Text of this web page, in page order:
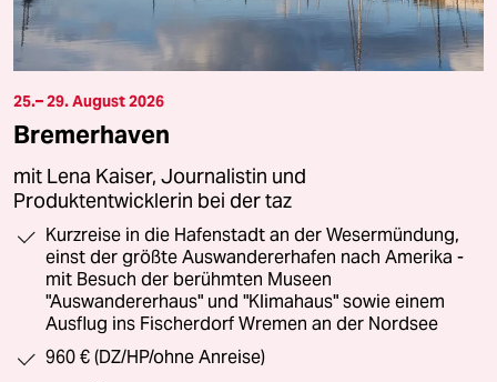
25.– 29. August 2026
Bremerhaven
mit Lena Kaiser, Journalistin und
Produktentwicklerin bei der taz
Kurzreise in die Hafenstadt an der Wesermündung,
einst der größte Auswandererhafen nach Amerika -
mit Besuch der berühmten Museen
"Auswandererhaus" und "Klimahaus" sowie einem
Ausflug ins Fischerdorf Wremen an der Nordsee
960 € (DZ/HP/ohne Anreise)